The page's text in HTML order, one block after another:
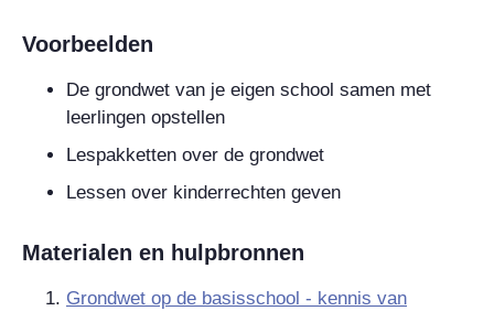
Voorbeelden
De grondwet van je eigen school samen met
leerlingen opstellen
Lespakketten over de grondwet
Lessen over kinderrechten geven
Materialen en hulpbronnen
Grondwet op de basisschool - kennis van